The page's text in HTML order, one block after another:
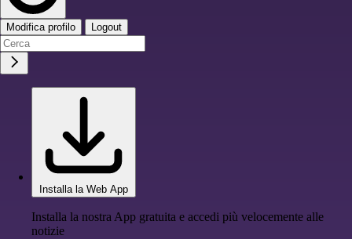
Modifica profilo Logout
Installa la Web App
Installa la nostra App gratuita e accedi più velocemente alle
notizie